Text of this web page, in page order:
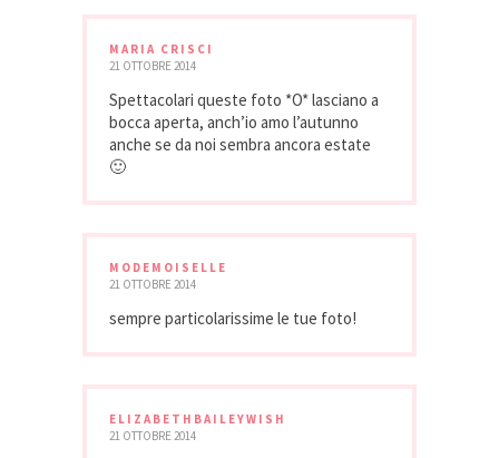
MARIA CRISCI
21 OTTOBRE 2014
Spettacolari queste foto *O* lasciano a
bocca aperta, anch’io amo l’autunno
anche se da noi sembra ancora estate
🙂
MODEMOISELLE
21 OTTOBRE 2014
sempre particolarissime le tue foto!
ELIZABETHBAILEYWISH
21 OTTOBRE 2014